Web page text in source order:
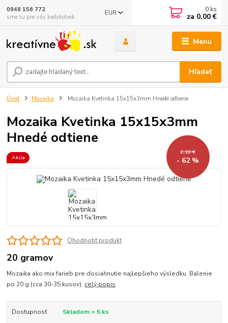
Menu
EUR
Hľadať
0948 156 772
sme tu pre vás kedykoľvek
0 ks
za 0,00 €
Úvod Mozaika Mozaika Kvetinka 15x15x3mm Hnedé odtiene
Mozaika Kvetinka 15x15x3mm
Hnedé odtiene
Akcia
2,10 €
- 62 %
Ohodnotiť produkt
20 gramov
Mozaika ako mix farieb pre dosiahnutie najlepšieho výsledku. Balenie
po 20 g (cca 30-35 kusov). celý popis
Dostupnosť Skladom > 5 ks